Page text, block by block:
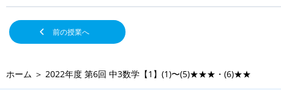
前の授業へ
ホーム ＞ 2022年度 第6回 中3数学【1】(1)〜(5)★★★・(6)★★